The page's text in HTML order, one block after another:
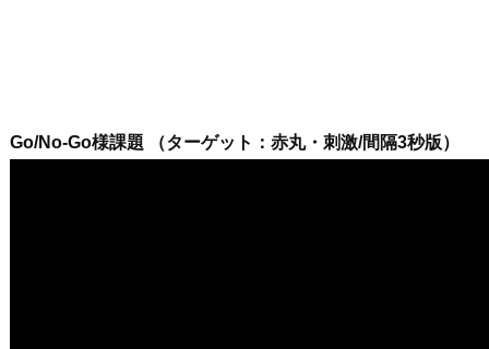
Go/No-Go様課題 （ターゲット：赤丸・刺激/間隔3秒版）